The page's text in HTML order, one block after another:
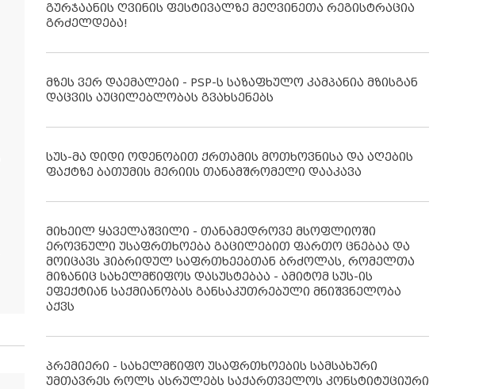
გურჯაანის ღვინის ფესტივალზე მეღვინეთა რეგისტრაცია
გრძელდება!
მზეს ვერ დაემალები - PSP-ს საზაფხულო კამპანია მზისგან
დაცვის აუცილებლობას გვახსენებს
სუს-მა დიდი ოდენობით ქრთამის მოთხოვნისა და აღების
ფაქტზე ბათუმის მერიის თანამშრომელი დააკავა
მიხეილ ყაველაშვილი - თანამედროვე მსოფლიოში
ეროვნული უსაფრთხოება გაცილებით ფართო ცნებაა და
მოიცავს ჰიბრიდულ საფრთხეებთან ბრძოლას, რომელთა
მიზანიც სახელმწიფოს დასუსტებაა - ამიტომ სუს-ის
ეფექტიან საქმიანობას განსაკუთრებული მნიშვნელობა
აქვს
პრემიერი - სახელმწიფო უსაფრთხოების სამსახური
უმთავრეს როლს ასრულებს საქართველოს კონსტიტუციური